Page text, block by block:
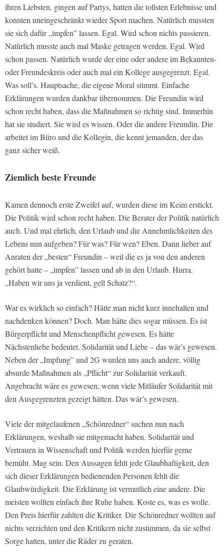
ihren Liebsten, gingen auf Partys, hatten die tollsten Erlebnisse und
konnten uneingeschränkt wieder Sport machen. Natürlich mussten
sie sich dafür „impfen” lassen. Egal. Wird schon nichts passieren.
Natürlich musste auch mal Maske getragen werden. Egal. Wird
schon passen. Natürlich wurde der eine oder andere im Bekannten-
oder Freundeskreis oder auch mal ein Kollege ausgegrenzt. Egal.
Was soll’s. Hauptsache, die eigene Moral stimmt. Einfache
Erklärungen wurden dankbar übernommen. Die Freundin wird
schon recht haben, dass die Maßnahmen so richtig sind. Immerhin
hat sie studiert. Sie wird es wissen. Oder die andere Freundin. Die
arbeitet im Büro und die Kollegin, die kennt jemanden, der das
ganz sicher weiß.
Ziemlich beste Freunde
Kamen dennoch erste Zweifel auf, wurden diese im Keim erstickt.
Die Politik wird schon recht haben. Die Berater der Politik natürlich
auch. Und mal ehrlich, den Urlaub und die Annehmlichkeiten des
Lebens nun aufgeben? Für was? Für wen? Eben. Dann lieber auf
Anraten der „besten“ Freundin – weil die es ja von den anderen
gehört hatte – „impfen” lassen und ab in den Urlaub. Hurra.
„Haben wir uns ja verdient, gell Schatz?“.
War es wirklich so einfach? Hätte man nicht kurz innehalten und
nachdenken können? Doch. Man hätte dies sogar müssen. Es ist
Bürgerpflicht und Menschenpflicht gewesen. Es hätte
Nächstenliebe bedeutet. Solidarität und Liebe – das wär’s gewesen.
Neben der „Impfung” und 2G wurden uns auch andere, völlig
absurde Maßnahmen als „Pflicht“ zur Solidarität verkauft.
Angebracht wäre es gewesen, wenn viele Mitläufer Solidarität mit
den Ausgegrenzten gezeigt hätten. Das wär’s gewesen.
Viele der mitgelaufenen „Schönredner“ suchen nun nach
Erklärungen, weshalb sie mitgemacht haben. Solidarität und
Vertrauen in Wissenschaft und Politik werden hierfür gerne
bemüht. Mag sein. Den Aussagen fehlt jede Glaubhaftigkeit, den
sich dieser Erklärungen bedienenden Personen fehlt die
Glaubwürdigkeit. Die Erklärung ist vermutlich eine andere. Die
meisten wollten einfach ihre Ruhe haben. Koste es, was es wolle.
Den Preis hierfür zahlten die Kritiker. Die Schönredner wollten auf
nichts verzichten und den Kritikern nicht zustimmen, da sie selbst
Sorge hatten, unter die Räder zu geraten.